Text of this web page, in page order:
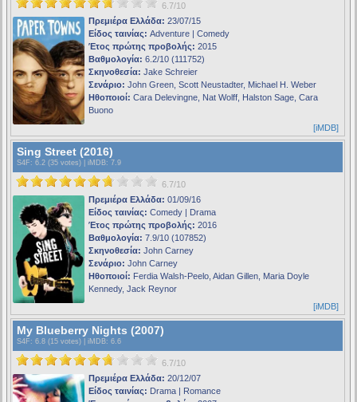
6.7/10
Πρεμιέρα Ελλάδα: 23/07/15
Είδος ταινίας: Adventure | Comedy
Έτος πρώτης προβολής: 2015
Βαθμολογία: 6.2/10 (111752)
Σκηνοθεσία: Jake Schreier
Σενάριο: John Green, Scott Neustadter, Michael H. Weber
Ηθοποιοί: Cara Delevingne, Nat Wolff, Halston Sage, Cara
Buono
[iMDB]
Sing Street (2016)
S4F : 6.2 (35 votes) | iMDB: 7.9
6.7/10
Πρεμιέρα Ελλάδα: 01/09/16
Είδος ταινίας: Comedy | Drama
Έτος πρώτης προβολής: 2016
Βαθμολογία: 7.9/10 (107852)
Σκηνοθεσία: John Carney
Σενάριο: John Carney
Ηθοποιοί: Ferdia Walsh-Peelo, Aidan Gillen, Maria Doyle
Kennedy, Jack Reynor
[iMDB]
My Blueberry Nights (2007)
S4F : 6.8 (15 votes) | iMDB: 6.6
6.7/10
Πρεμιέρα Ελλάδα: 20/12/07
Είδος ταινίας: Drama | Romance